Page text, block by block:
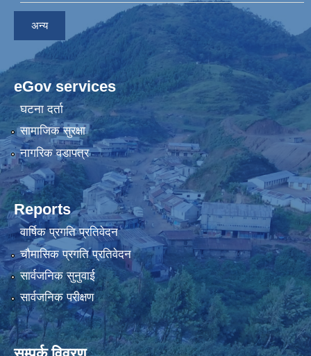
अन्य
eGov services
घटना दर्ता
सामाजिक सुरक्षा
नागरिक वडापत्र
Reports
वार्षिक प्रगति प्रतिवेदन
चौमासिक प्रगति प्रतिवेदन
सार्वजनिक सुनुवाई
सार्वजनिक परीक्षण